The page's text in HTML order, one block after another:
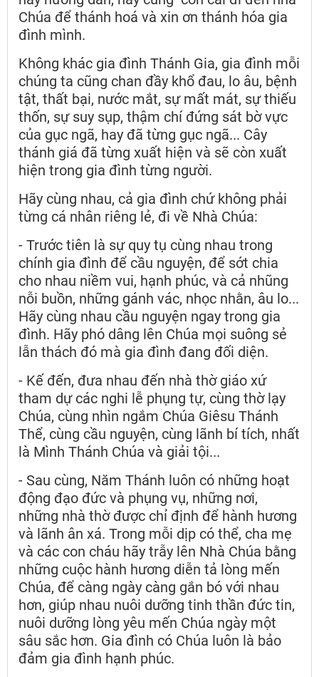
Chúa để thánh hoá và xin ơn thánh hóa gia
đình mình.
Không khác gia đình Thánh Gia, gia đình mỗi
chúng ta cũng chan đầy khổ đau, lo âu, bệnh
tật, thất bại, nước mắt, sự mất mát, sự thiếu
thốn, sự suy sụp, thậm chí đứng sát bờ vực
của gục ngã, hay đã từng gục ngã... Cây
thánh giá đã từng xuất hiện và sẽ còn xuất
hiện trong gia đình từng người.
Hãy cùng nhau, cả gia đình chứ không phải
từng cá nhân riêng lẻ, đi về Nhà Chúa:
- Trước tiên là sự quy tụ cùng nhau trong
chính gia đình để cầu nguyện, để sớt chia
cho nhau niềm vui, hạnh phúc, và cả nhũng
nỗi buồn, những gánh vác, nhọc nhằn, âu lo...
Hãy cùng nhau cầu nguyện ngay trong gia
đình. Hãy phó dâng lên Chúa mọi suông sẻ
lẫn thách đó mà gia đình đang đối diện.
- Kế đến, đưa nhau đến nhà thờ giáo xứ
tham dự các nghi lễ phụng tự, cùng thờ lạy
Chúa, cùng nhìn ngắm Chúa Giêsu Thánh
Thể, cùng cầu nguyện, cùng lãnh bí tích, nhất
là Mình Thánh Chúa và giải tội...
- Sau cùng, Năm Thánh luôn có những hoạt
động đạo đức và phụng vụ, những nơi,
những nhà thờ được chỉ định để hành hương
và lãnh ân xá. Trong mỗi dịp có thể, cha mẹ
và các con cháu hãy trẫy lên Nhà Chúa bằng
những cuộc hành hương diễn tả lòng mến
Chúa, để càng ngày càng gắn bó với nhau
hơn, giúp nhau nuôi dưỡng tinh thần đức tin,
nuôi dưỡng lòng yêu mến Chúa ngày một
sâu sắc hơn. Gia đình có Chúa luôn là bảo
đảm gia đình hạnh phúc.